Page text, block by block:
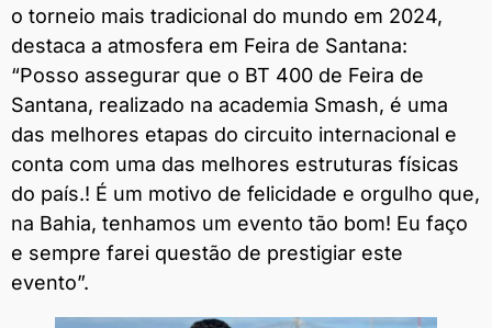
o torneio mais tradicional do mundo em 2024,
destaca a atmosfera em Feira de Santana:
“Posso assegurar que o BT 400 de Feira de
Santana, realizado na academia Smash, é uma
das melhores etapas do circuito internacional e
conta com uma das melhores estruturas físicas
do país.! É um motivo de felicidade e orgulho que,
na Bahia, tenhamos um evento tão bom! Eu faço
e sempre farei questão de prestigiar este
evento”.